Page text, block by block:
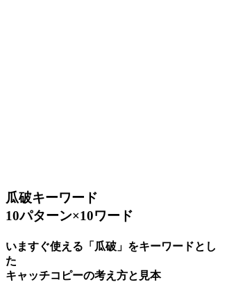
瓜破キーワード
10パターン×10ワード
いますぐ使える「瓜破」をキーワードとし
た
キャッチコピーの考え方と見本